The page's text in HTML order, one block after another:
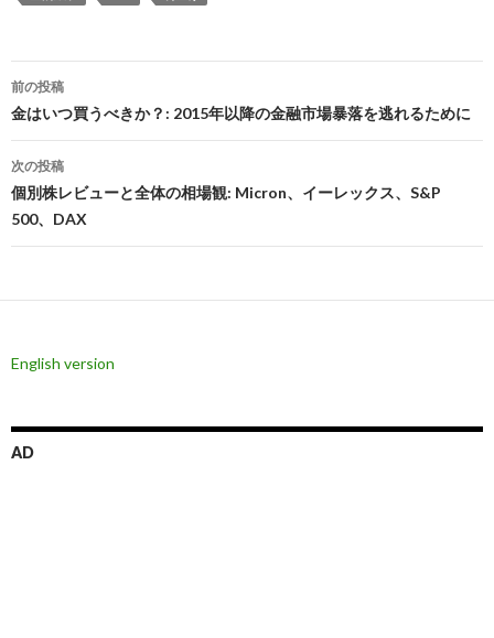
投
稿
ナ
ビ
ゲ
シ
前の投稿
金はいつ買うべきか？: 2015年以降の金融市場暴落を逃れるために
次の投稿
個別株レビューと全体の相場観: Micron、イーレックス、S&P
500、DAX
English version
AD